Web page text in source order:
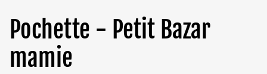
Pochette - Petit Bazar
mamie